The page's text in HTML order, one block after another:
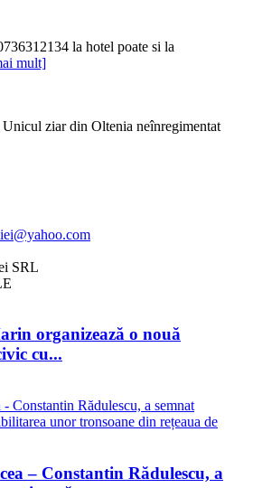
la hotel poate si la
mult]
ziar din Oltenia neînregimentat
SRL
organizează o nouă
cu...
– Constantin Rădulescu, a